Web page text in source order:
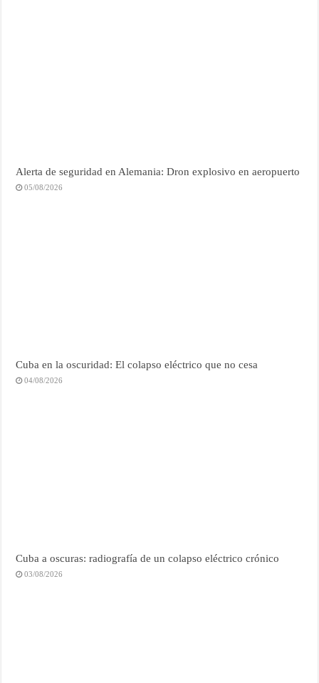
Alerta de seguridad en Alemania: Dron explosivo en aeropuerto
05/08/2026
Cuba en la oscuridad: El colapso eléctrico que no cesa
04/08/2026
Cuba a oscuras: radiografía de un colapso eléctrico crónico
03/08/2026